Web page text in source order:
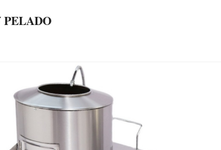
PELADO